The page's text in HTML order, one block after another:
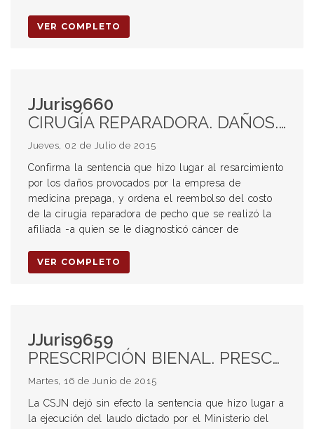
VER COMPLETO
JJuris9660
CIRUGÍA REPARADORA. DAÑOS. MEDICINA PREPAGA. REEMBOLSO. CÁNCER. QUIMIOTERAPIA. INCAPACIDAD PSÍQUICA. CONCAUSA.
Jueves, 02 de Julio de 2015
Confirma la sentencia que hizo lugar al resarcimiento
por los daños provocados por la empresa de
medicina prepaga, y ordena el reembolso del costo
de la cirugía reparadora de pecho que se realizó la
afiliada -a quien se le diagnosticó cáncer de
VER COMPLETO
JJuris9659
PRESCRIPCIÓN BIENAL. PRESCRIPCIÓN DECENAL. CONVENIOS COLECTIVOS DE TRABAJO. CONFLICTOS COLECTIVOS. LAUDOS ARBITRALES. EJECUCIÓN DE LAUDOS ARBITRALES.
Martes, 16 de Junio de 2015
La CSJN dejó sin efecto la sentencia que hizo lugar a
la ejecución del laudo dictado por el Ministerio del